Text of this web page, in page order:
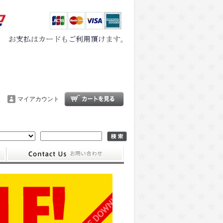
マイアカウント